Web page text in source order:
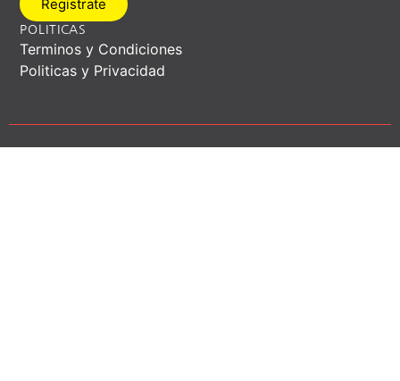
Registrate
POLITICAS
Terminos y Condiciones
Politicas y Privacidad